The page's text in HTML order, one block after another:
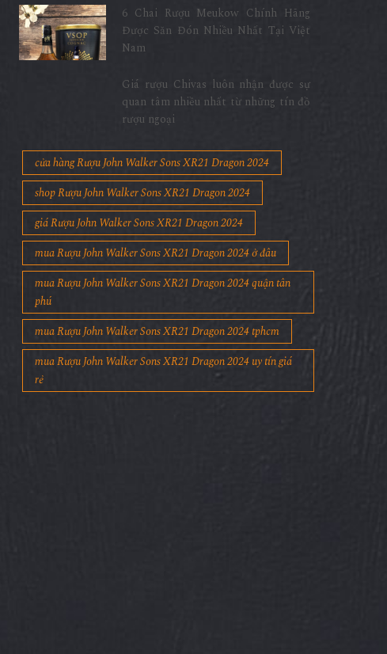
6 Chai Rượu Meukow Chính Hãng
Được Săn Đón Nhiều Nhất Tại Việt
Nam
Giá rượu Chivas luôn nhận được sự
quan tâm nhiều nhất từ những tín đồ
rượu ngoại
cửa hàng Rượu John Walker Sons XR21 Dragon 2024
shop Rượu John Walker Sons XR21 Dragon 2024
giá Rượu John Walker Sons XR21 Dragon 2024
mua Rượu John Walker Sons XR21 Dragon 2024 ở đâu
mua Rượu John Walker Sons XR21 Dragon 2024 quận tân
phú
mua Rượu John Walker Sons XR21 Dragon 2024 tphcm
mua Rượu John Walker Sons XR21 Dragon 2024 uy tín giá
rẻ